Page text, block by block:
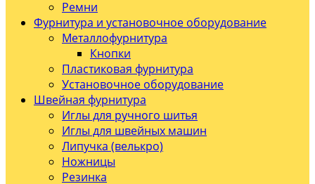
Ремни
Фурнитура и установочное оборудование
Металлофурнитура
Кнопки
Пластиковая фурнитура
Установочное оборудование
Швейная фурнитура
Иглы для ручного шитья
Иглы для швейных машин
Липучка (велькро)
Ножницы
Резинка